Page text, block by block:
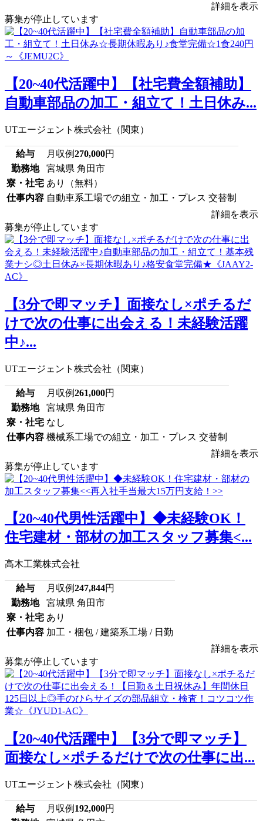
詳細を表示
募集が停止しています
【20~40代活躍中】【社宅費全額補助】
自動車部品の加工・組立て！土日休み...
UTエージェント株式会社（関東）
給与 月収例270,000円
勤務地
宮城県 角田市
寮・社宅 あり（無料）
仕事内容 自動車系工場での組立・加工・プレス 交替制
詳細を表示
募集が停止しています
【3分で即マッチ】面接なし×ポチるだ
けで次の仕事に出会える！未経験活躍
中♪...
UTエージェント株式会社（関東）
給与 月収例261,000円
勤務地
宮城県 角田市
寮・社宅 なし
仕事内容 機械系工場での組立・加工・プレス 交替制
詳細を表示
募集が停止しています
【20~40代男性活躍中】◆未経験OK！
住宅建材・部材の加工スタッフ募集<...
高木工業株式会社
給与 月収例247,844円
勤務地
宮城県 角田市
寮・社宅 あり
仕事内容 加工・梱包 / 建築系工場 / 日勤
詳細を表示
募集が停止しています
【20~40代活躍中】【3分で即マッチ】
面接なし×ポチるだけで次の仕事に出...
UTエージェント株式会社（関東）
給与 月収例 192,000円